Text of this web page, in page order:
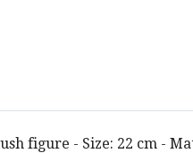
figure - Size: 22 cm -